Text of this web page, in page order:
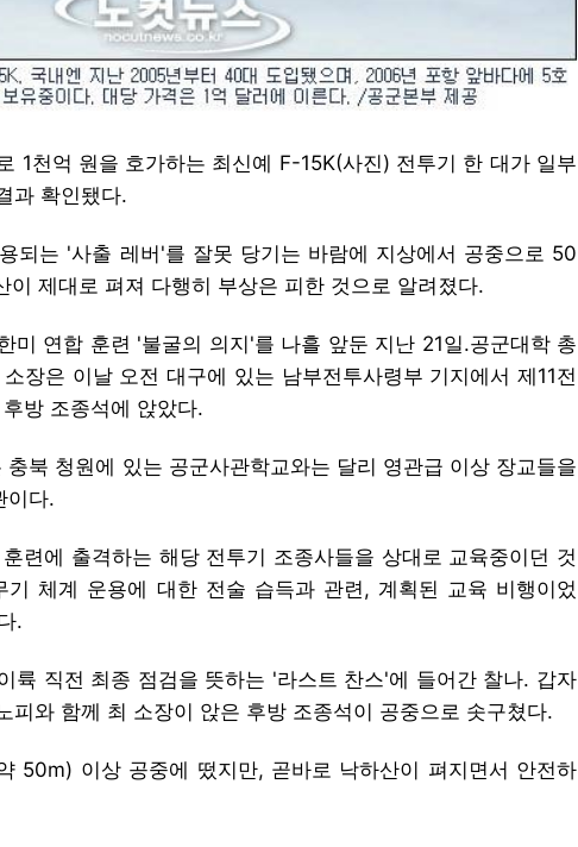
1천억 원을 호가하는 최신예 F-15K(사진) 전투기 한 대가 일부
과 확인됐다.
되는 '사출 레버'를 잘못 당기는 바람에 지상에서 공중으로 50
이 제대로 펴져 다행히 부상은 피한 것으로 알려졌다.
미 연합 훈련 '불굴의 의지'를 나흘 앞둔 지난 21일.공군대학 총
장은 이날 오전 대구에 있는 남부전투사령부 기지에서 제11전
방 조종석에 앉았다.
북 청원에 있는 공군사관학교와는 달리 영관급 이상 장교들을
이다.
련에 출격하는 해당 전투기 조종사들을 상대로 교육중이던 것
기 체계 운용에 대한 전술 습득과 관련, 계획된 교육 비행이었
.
륙 직전 최종 점검을 뜻하는 '라스트 찬스'에 들어간 찰나. 갑자
피와 함께 최 소장이 앉은 후방 조종석이 공중으로 솟구쳤다.
50m) 이상 공중에 떴지만, 곧바로 낙하산이 펴지면서 안전하